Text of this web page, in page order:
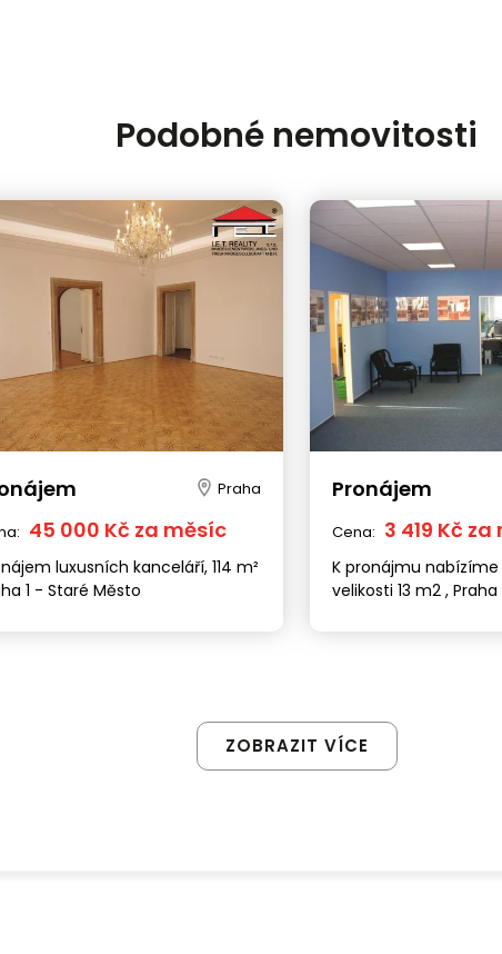
Podobné nemovitosti
Praha
45 000 Kč za měsíc
luxusních kanceláří, 114 m²
1 - Staré Město
Pronájem
Cena: 3 419 Kč
K pronájmu
velikosti 13 m2 ,
ZOBRAZIT VÍCE